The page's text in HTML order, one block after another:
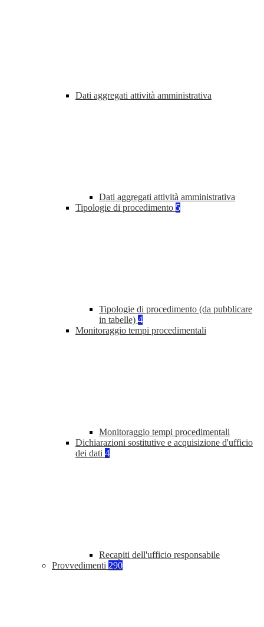
Dati aggregati attività amministrativa
Dati aggregati attività amministrativa
Tipologie di procedimento 5
Tipologie di procedimento (da pubblicare
in tabelle) 4
Monitoraggio tempi procedimentali
Monitoraggio tempi procedimentali
Dichiarazioni sostitutive e acquisizione d'ufficio
dei dati 4
Recapiti dell'ufficio responsabile
Provvedimenti 290